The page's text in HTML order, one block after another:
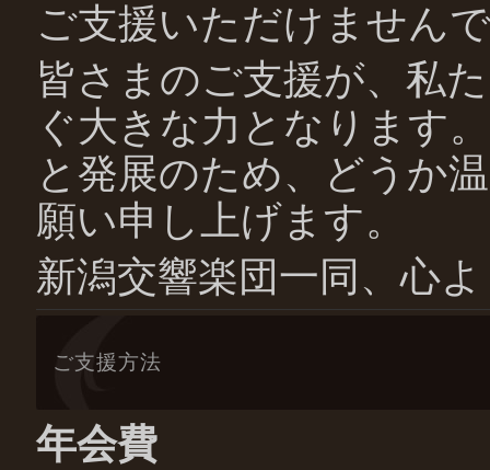
ご支援いただけません
皆さまのご支援が、私
ぐ大きな力となります
と発展のため、どうか
願い申し上げます。
新潟交響楽団一同、心
ご支援方法
年会費